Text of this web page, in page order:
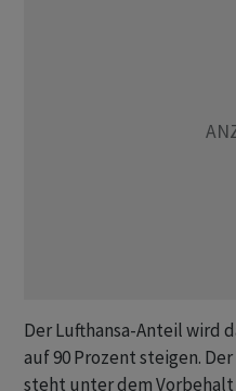
Der Lufthansa-Anteil wird
auf 90 Prozent steigen.
steht unter dem